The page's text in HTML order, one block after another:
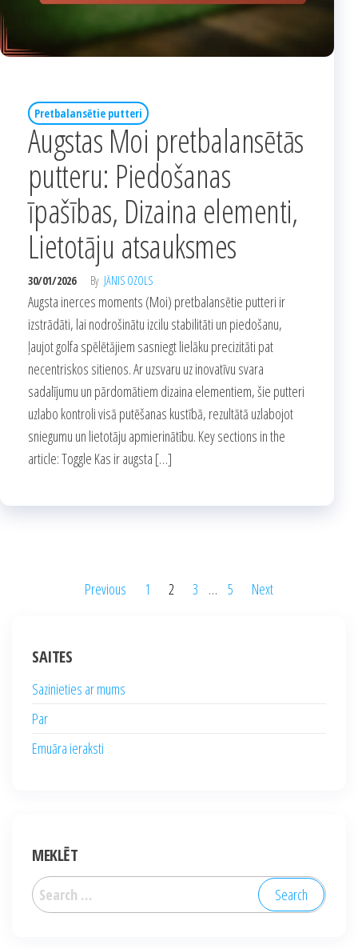
Pretbalansētie putteri
Augstas Moi pretbalansētās
putteru: Piedošanas
īpašības, Dizaina elementi,
Lietotāju atsauksmes
30/01/2026 By JĀNIS OZOLS
Augsta inerces moments (Moi) pretbalansētie putteri ir
izstrādāti, lai nodrošinātu izcilu stabilitāti un piedošanu,
ļaujot golfa spēlētājiem sasniegt lielāku precizitāti pat
necentriskos sitienos. Ar uzsvaru uz inovatīvu svara
sadalījumu un pārdomātiem dizaina elementiem, šie putteri
uzlabo kontroli visā putēšanas kustībā, rezultātā uzlabojot
sniegumu un lietotāju apmierinātību. Key sections in the
article: Toggle Kas ir augsta […]
Previous 1 2 3 … 5 Next
SAITES
Sazinieties ar mums
Par
Emuāra ieraksti
MEKLĒT
Search
for: